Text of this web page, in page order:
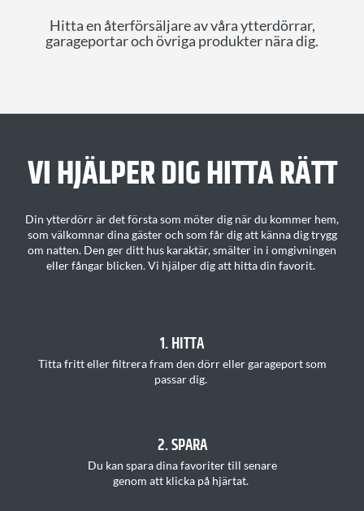
Hitta en återförsäljare av våra ytterdörrar,
garageportar och övriga produkter nära dig.
VI HJÄLPER DIG HITTARÄTT
Din ytterdörr är det första som möter dig när du kommer hem,
som välkomnar dina gäster och som får dig att känna dig trygg
om natten. Den ger ditt hus karaktär, smälter in i omgivningen
eller fångar blicken.Vi hjälper dig att hitta din favorit.
1. HITTA
Tittafritteller filtrera fram den dörr eller garageport som
passardig.
2. SPARA
Du kan spara dina favoritertill senare
genom att klicka på hjärtat.